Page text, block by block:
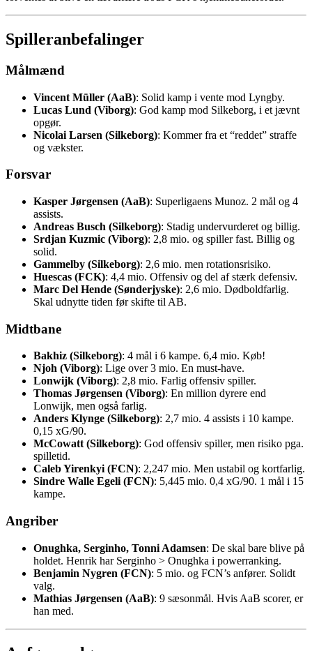
Spilleranbefalinger
Målmænd
Vincent Müller (AaB): Solid kamp i vente mod Lyngby.
Lucas Lund (Viborg): God kamp mod Silkeborg, i et jævnt
opgør.
Nicolai Larsen (Silkeborg): Kommer fra et “reddet” straffe
og vækster.
Forsvar
Kasper Jørgensen (AaB): Superligaens Munoz. 2 mål og 4
assists.
Andreas Busch (Silkeborg): Stadig undervurderet og billig.
Srdjan Kuzmic (Viborg): 2,8 mio. og spiller fast. Billig og
solid.
Gammelby (Silkeborg): 2,6 mio. men rotationsrisiko.
Huescas (FCK): 4,4 mio. Offensiv og del af stærk defensiv.
Marc Del Hende (Sønderjyske): 2,6 mio. Dødboldfarlig.
Skal udnytte tiden før skifte til AB.
Midtbane
Bakhiz (Silkeborg): 4 mål i 6 kampe. 6,4 mio. Køb!
Njoh (Viborg): Lige over 3 mio. En must-have.
Lonwijk (Viborg): 2,8 mio. Farlig offensiv spiller.
Thomas Jørgensen (Viborg): En million dyrere end
Lonwijk, men også farlig.
Anders Klynge (Silkeborg): 2,7 mio. 4 assists i 10 kampe.
0,15 xG/90.
McCowatt (Silkeborg): God offensiv spiller, men risiko pga.
spilletid.
Caleb Yirenkyi (FCN): 2,247 mio. Men ustabil og kortfarlig.
Sindre Walle Egeli (FCN): 5,445 mio. 0,4 xG/90. 1 mål i 15
kampe.
Angriber
Onughka, Serginho, Tonni Adamsen: De skal bare blive på
holdet. Henrik har Serginho > Onughka i powerranking.
Benjamin Nygren (FCN): 5 mio. og FCN’s anfører. Solidt
valg.
Mathias Jørgensen (AaB): 9 sæsonmål. Hvis AaB scorer, er
han med.